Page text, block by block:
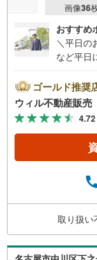
画像36
おすすめ
＼平日の
など平日
時まで”
業時間外
も気にな
有されて
もご内
所】◎地
ズスペ
軽にご連
を見学す
ただけま
ゴールド推奨
ウィル不動産販
4.72
取り扱い